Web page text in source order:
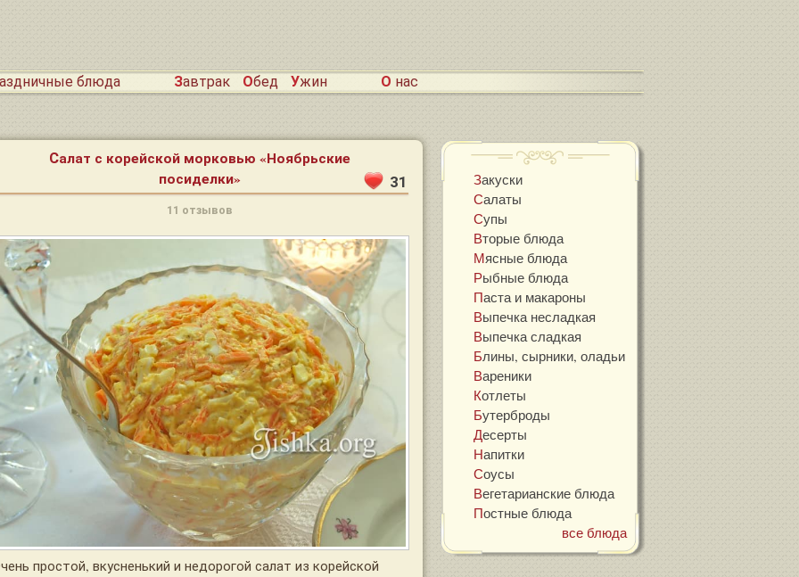
Завтрак Обед Ужин О нас
блюда
Салат с корейской морковью «Ноябрьские
посиделки» 31
11 отзывов
простой, вкусненький и недорогой салат из корейской
Закуски
Салаты
Супы
Вторые блюда
Мясные блюда
Рыбные блюда
Паста и макароны
Выпечка несладкая
Выпечка сладкая
Блины, сырники, оладьи
Вареники
Котлеты
Бутерброды
Десерты
Напитки
Соусы
Вегетарианские блюда
Постные блюда
все блюда